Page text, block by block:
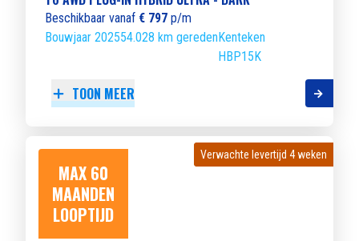
Beschikbaar vanaf € 797 p/m
Bouwjaar 202554.028 km geredenKenteken
HBP15K
TOON MEER
MAX 60
MAANDEN
LOOPTIJD
Verwachte levertijd 4 weken
Verwachte levertijd 4 weken